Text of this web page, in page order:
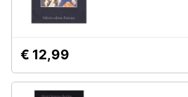
€ 12,99